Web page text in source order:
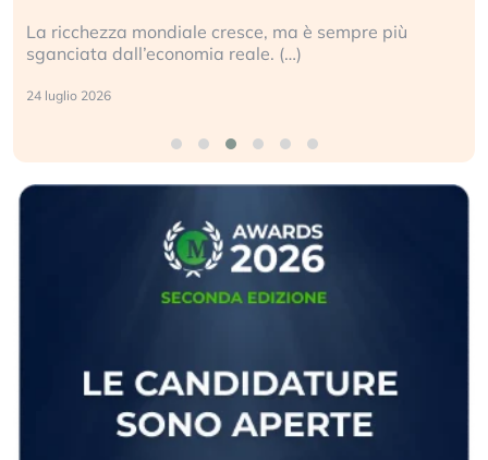
Gli investitori tech continuano a ignorare il rischio
geopolitico: il (…)
17 luglio 2026